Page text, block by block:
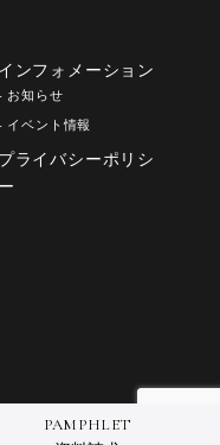
インフォメーション
お知らせ
イベント情報
プライバシーポリシ
ー
PAMPHLET